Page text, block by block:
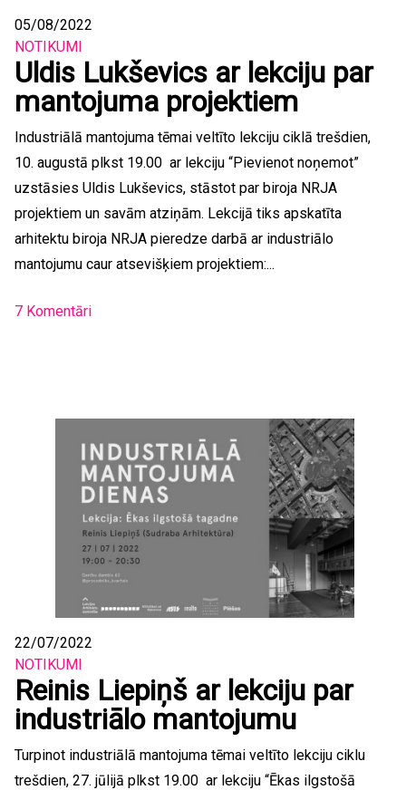
05/08/2022
NOTIKUMI
Uldis Lukševics ar lekciju par
mantojuma projektiem
Industriālā mantojuma tēmai veltīto lekciju ciklā trešdien,
10. augustā plkst 19.00 ar lekciju “Pievienot noņemot”
uzstāsies Uldis Lukševics, stāstot par biroja NRJA
projektiem un savām atziņām. Lekcijā tiks apskatīta
arhitektu biroja NRJA pieredze darbā ar industriālo
mantojumu caur atsevišķiem projektiem:...
7 Komentāri
22/07/2022
NOTIKUMI
Reinis Liepiņš ar lekciju par
industriālo mantojumu
Turpinot industriālā mantojuma tēmai veltīto lekciju ciklu
trešdien, 27. jūlijā plkst 19.00 ar lekciju “Ēkas ilgstošā